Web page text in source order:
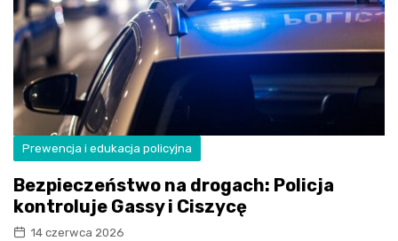
Prewencja i edukacja policyjna
Bezpieczeństwo na drogach: Policja
kontroluje Gassy i Ciszycę
14 czerwca 2026